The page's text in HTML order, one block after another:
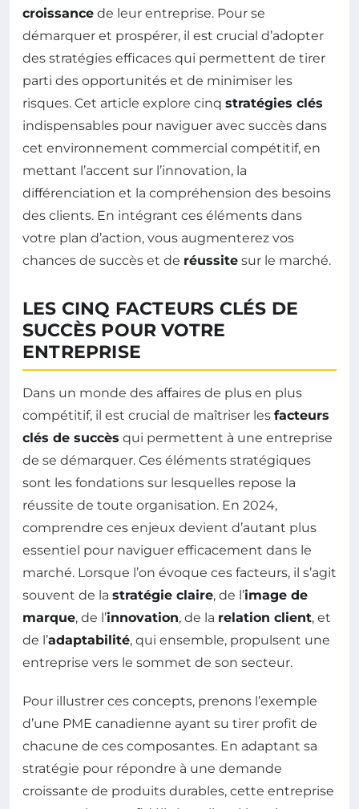
croissance de leur entreprise. Pour se
démarquer et prospérer, il est crucial d’adopter
des stratégies efficaces qui permettent de tirer
parti des opportunités et de minimiser les
risques. Cet article explore cinq stratégies clés
indispensables pour naviguer avec succès dans
cet environnement commercial compétitif, en
mettant l’accent sur l’innovation, la
différenciation et la compréhension des besoins
des clients. En intégrant ces éléments dans
votre plan d’action, vous augmenterez vos
chances de succès et de réussite sur le marché.
LES CINQ FACTEURS CLÉS DE
SUCCÈS POUR VOTRE
ENTREPRISE
Dans un monde des affaires de plus en plus
compétitif, il est crucial de maîtriser les facteurs
clés de succès qui permettent à une entreprise
de se démarquer. Ces éléments stratégiques
sont les fondations sur lesquelles repose la
réussite de toute organisation. En 2024,
comprendre ces enjeux devient d’autant plus
essentiel pour naviguer efficacement dans le
marché. Lorsque l’on évoque ces facteurs, il s’agit
souvent de la stratégie claire, de l’image de
marque, de l’innovation, de la relation client, et
de l’adaptabilité, qui ensemble, propulsent une
entreprise vers le sommet de son secteur.
Pour illustrer ces concepts, prenons l’exemple
d’une PME canadienne ayant su tirer profit de
chacune de ces composantes. En adaptant sa
stratégie pour répondre à une demande
croissante de produits durables, cette entreprise